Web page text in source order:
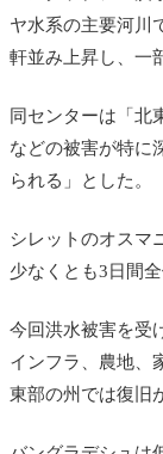
ヤ水系の主要河川
軒並み上昇し、一
同センターは「 北
などの被害が特に
られる」とした。
シレットのオスマ
少なくとも3日間
今回洪水被害を受
インフラ、農地、
東部の州では復旧